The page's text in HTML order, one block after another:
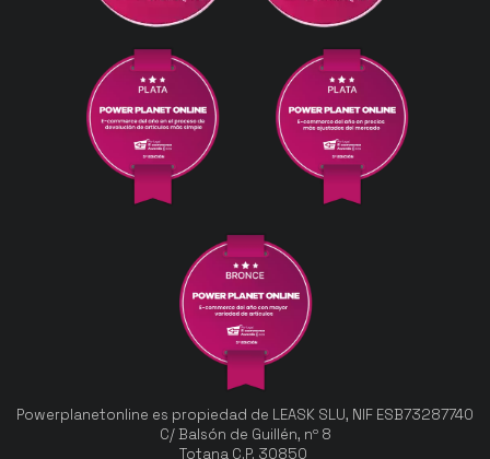
Powerplanetonline es propiedad de LEASK SLU, NIF ESB73287740
C/ Balsón de Guillén, nº 8
Totana C.P. 30850